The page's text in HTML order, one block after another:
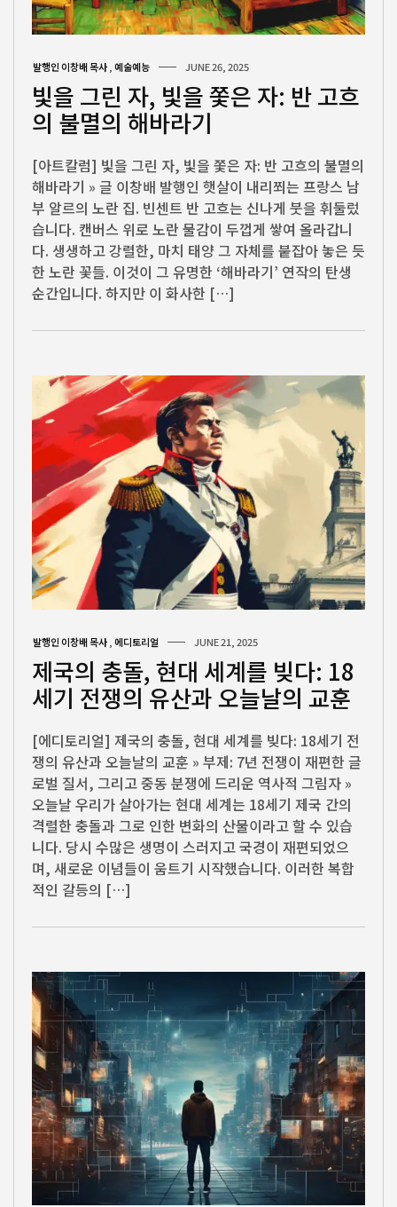
발행인 이창배 목사 예술예능 JUNE 26, 2025
빛을 그린 자, 빛을 쫓은 자: 반 고흐
의 불멸의 해바라기
[아트칼럼] 빛을 그린 자, 빛을 쫓은 자: 반 고흐의 불멸의
해바라기 » 글 이창배 발행인 햇살이 내리쬐는 프랑스 남
부 알르의 노란 집. 빈센트 반 고흐는 신나게 붓을 휘둘렀
습니다. 캔버스 위로 노란 물감이 두껍게 쌓여 올라갑니
다. 생생하고 강렬한, 마치 태양 그 자체를 붙잡아 놓은 듯
한 노란 꽃들. 이것이 그 유명한 ‘해바라기’ 연작의 탄생
순간입니다. 하지만 이 화사한 […]
발행인 이창배 목사 에디토리얼 JUNE 21, 2025
제국의 충돌, 현대 세계를 빚다: 18
세기 전쟁의 유산과 오늘날의 교훈
[에디토리얼] 제국의 충돌, 현대 세계를 빚다: 18세기 전
쟁의 유산과 오늘날의 교훈 » 부제: 7년 전쟁이 재편한 글
로벌 질서, 그리고 중동 분쟁에 드리운 역사적 그림자 »
오늘날 우리가 살아가는 현대 세계는 18세기 제국 간의
격렬한 충돌과 그로 인한 변화의 산물이라고 할 수 있습
니다. 당시 수많은 생명이 스러지고 국경이 재편되었으
며, 새로운 이념들이 움트기 시작했습니다. 이러한 복합
적인 갈등의 […]